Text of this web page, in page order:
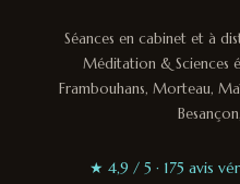
Séances en cabinet et à
Méditation & Sciences
Frambouhans, Morteau,
★ 4,9 / 5 · 175 avis